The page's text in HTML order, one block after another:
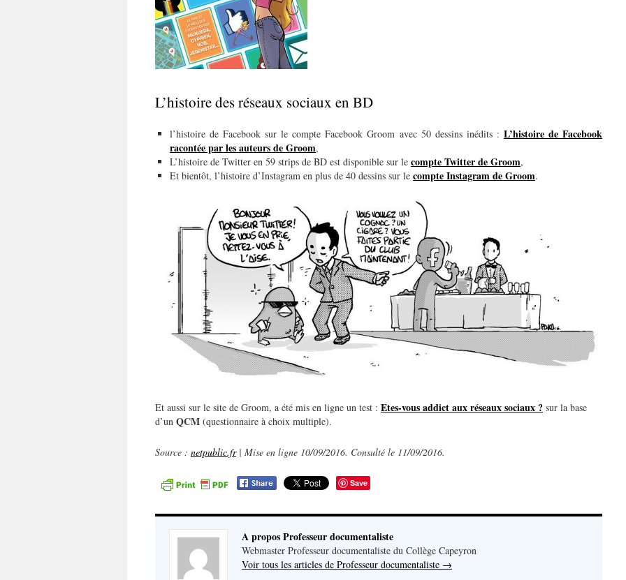
L’histoire des réseaux sociaux en BD
l’histoire de Facebook sur le compte Facebook Groom avec 50 dessins inédits : L’histoire de Facebook
racontée par les auteurs de Groom,
L’histoire de Twitter en 59 strips de BD est disponible sur le compte Twitter de Groom,
Et bientôt, l’histoire d’Instagram en plus de 40 dessins sur le compte Instagram de Groom.
Et aussi sur le site de Groom, a été mis en ligne un test : Etes-vous addict aux réseaux sociaux ? sur la base
d’un QCM (questionnaire à choix multiple).
Source : netpublic.fr| Mise en ligne 10/09/2016. Consulté le 11/09/2016.
Save
A propos Professeur documentaliste
Webmaster Professeur documentaliste du Collège Capeyron
Voir tous les articles de Professeur documentaliste →